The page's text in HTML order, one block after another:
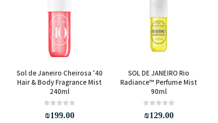
SOL DE JANEIRO Rio
Radiance™ Perfume Mist
90ml
₪129.00
Sol de Janeiro Cheirosa '40
Hair & Body Fragrance Mist
240ml
₪199.00